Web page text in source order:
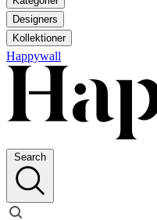
Designers
Kollektioner
Happywall
Search